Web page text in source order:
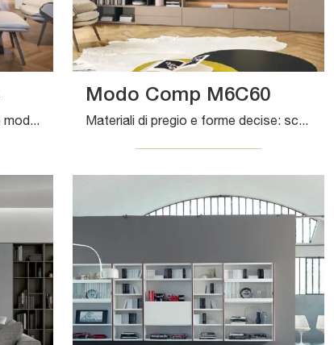
Clicca e scopri le Librerie a muro moderne! Il modello Modo Comp M6C64 Sangiacomo saprà ultimare un living pratico e operativo.
Modo Comp M6C60
Materiali di pregio e forme decise: scopri la libreria Modo Comp M6C60 di Sangiacomo tra le più belle Librerie moderne a muro.